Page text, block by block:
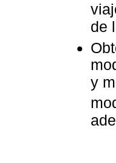
de
y